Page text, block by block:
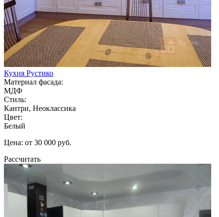
Кухня Рустико
Материал фасада:
МДФ
Стиль:
Кантри, Неоклассика
Цвет:
Белый
Цена: от 30 000 руб.
Рассчитать